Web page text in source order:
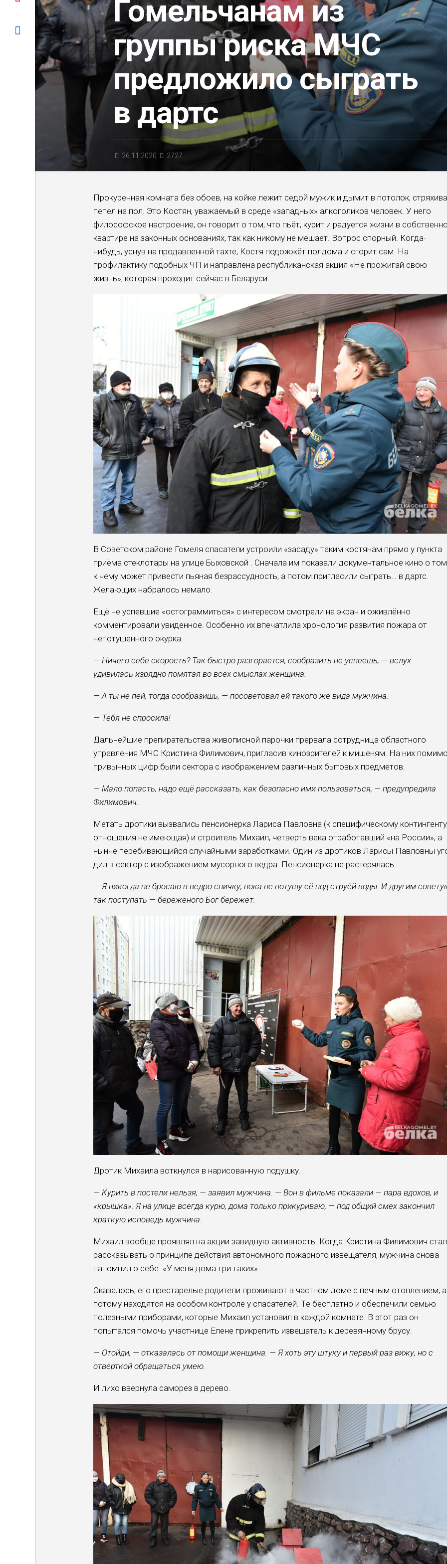
Гомельчанам из
группы риска МЧС
предложило сыграть
в дартс
26.11.2020 2727
Прокуренная комната без обоев, на койке лежит седой мужик и дымит в потолок,
пепел на пол. Это Костян, уважа­емый в среде «западных» алкоголиков человек. У него
философское настроение, он говорит о том, что пьёт, курит и радуется жизни в
квартире на законных основаниях, так как никому не мешает. Вопрос спорный. Когда-
нибудь, уснув на про­давленной тахте, Костя подожжёт полдома и сго­рит сам. На
профилакти­ку подобных ЧП и направ­лена республиканская акция «Не прожигай свою
жизнь», которая проходит сейчас в Беларуси.
В Советском райо­не Гомеля спасатели устро­или «засаду» таким костя­нам прямо у пункта
приё­ма стеклотары на ули­це Быховской . Сначала им показали документальное кино о
к чему может привести пьяная безрассу­дность, а потом пригласили сыграть… в дартс.
Желающих набра­лось немало.
Ещё не успевшие «осто­граммиться» с интересом смотрели на экран и ожив­лённо
комментировали уви­денное. Особенно их впе­чатлила хронология разви­тия пожара от
непотушен­ного окурка.
— Ничего себе скорость? Так быстро разгорается, сообразить не успеешь, — вслух
удивилась изрядно помятая во всех смыслах женщина.
— А ты не пей, тогда сооб­разишь, — посоветовал ей такого же вида мужчина.
— Тебя не спросила!
Дальнейшие препиратель­ства живописной пароч­ки прервала сотрудница областного
управления МЧС Кристина Филимович, пригласив кинозрителей к мишеням. На них
привычных цифр были сек­тора с изображением раз­личных бытовых предметов.
— Мало попасть, надо ещё рассказать, как безопасно ими пользоваться, — преду­предила
Филимович.
Метать дротики вызвались пенсионерка Лариса Павлов­на (к специфическому кон­тингенту
отношения не име­ющая) и строитель Михаил, четверть века отработавший «на России», а
нынче пере­бивающийся случайными заработками. Один из дро­тиков Ларисы Павловны
дил в сектор с изображением мусорного ведра. Пенсионер­ка не растерялась:
— Я никогда не бросаю в ведро спичку, пока не потушу её под струёй воды. И дру­гим
так поступать — бережёного Бог бережёт.
Дротик Михаила вот­кнулся в нарисованную подушку.
— Курить в постели нель­зя, — заявил мужчина. — Вон в фильме показали — пара вдохов, и
«крышка». Я на улице всегда курю, дома только прикуриваю, — под общий смех закончил
крат­кую исповедь мужчина.
Михаил вообще проявлял на акции завидную активность. Когда Кристи­на Филимович
рас­сказывать о принципе дей­ствия автономного пожар­ного извещателя, мужчи­на снова
напомнил о себе: «У меня дома три таких».
Оказалось, его престаре­лые родители проживают в частном доме с печным ото­плением, а
потому находят­ся на особом контроле у спа­сателей. Те бесплатно и обе­спечили семью
полезными приборами, которые Миха­ил установил в каждой ком­нате. В этот раз он
попытался помочь участнице Елене при­крепить извещатель к дере­вянному брусу.
— Отойди, — отказалась от помощи женщина. — Я хоть эту штуку и первый раз вижу, но с
отвёрткой обра­щаться умею.
И лихо ввернула саморез в дерево.